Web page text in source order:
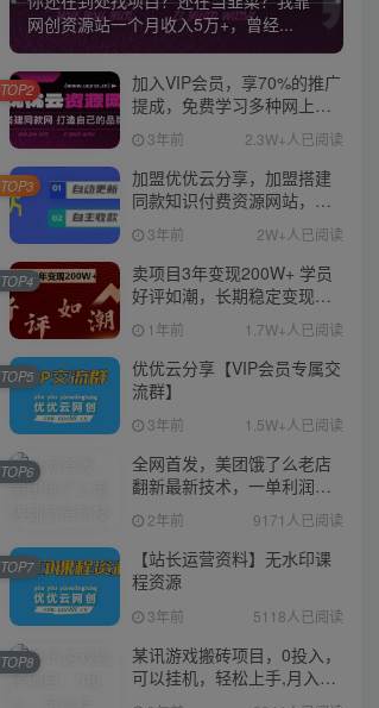
网创资源站一个月收入5万+，曾经...
加入VIP会员，享70%的推广
提成，免费学习多种网上创
业课程，菜鸟秒变大神！
3年前 2.3W+人已阅读
TOP2
加盟优优云分享，加盟搭建
同款知识付费资源网站，实
现长期稳定被动收入~
3年前 2W+人已阅读
TOP3
卖项目3年变现200W+ 学员
好评如潮，长期稳定变现，
可以一直干到老！
1年前 1.7W+人已阅读
TOP4
优优云分享【VIP会员专属交
流群】
3年前 1.5W+人已阅读
TOP5
全网首发，美团饿了么老店
翻新最新技术，一单利润
300-600
2年前 9171人已阅读
TOP6
【站长运营资料】无水印课
程资源
3年前 5118人已阅读
TOP7
某讯游戏搬砖项目，0投入，
可以挂机，轻松上手,月入
3000+上不封顶
TOP8